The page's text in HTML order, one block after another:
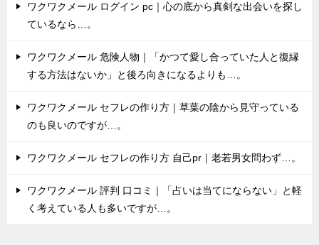
ワクワクメール ログイン pc｜心の底から真剣な出会いを探し
ているなら…。
ワクワクメール 危険人物｜「かつて愛し合っていた人と復縁
する方法はないか」と後ろ向きになるよりも…。
ワクワクメール セフレの作り方｜草葉の陰から見守っている
のも良いのですが…。
ワクワクメール セフレの作り方 自己pr｜老若男女問わず…。
ワクワクメール 評判 口コミ｜「占いは当てにならない」と軽
く考えている人も多いですが…。